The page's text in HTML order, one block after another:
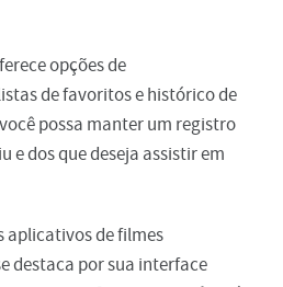
opções de
de favoritos e histórico de
possa manter um registro
e dos que deseja assistir em
aplicativos de filmes
destaca por sua interface